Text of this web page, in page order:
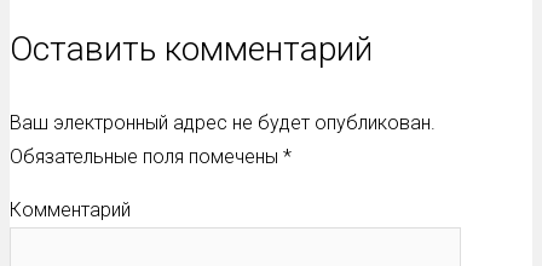
Оставить комментарий
Ваш электронный адрес не будет опубликован.
Обязательные поля помечены *
Комментарий